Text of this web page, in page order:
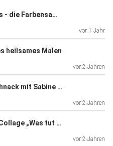
dazu und lausche,
Folge #9/1: Karin Haas - die Farbensammlerin
vor 1 Jahr
heilsames Malen
vor 2 Jahren
Folge #8/7: Kreativschnack mit Sabine Heil
vor 2 Jahren
Folge #8/6: Geführte Collage „Was tut dir gut?“
vor 2 Jahren